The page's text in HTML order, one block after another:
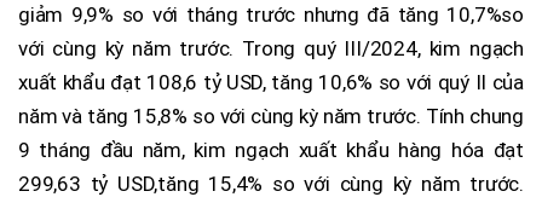
giảm 9,9% so với tháng trước nhưng đã tăng 10,7%so
với cùng kỳ năm trước. Trong quý III/2024, kim ngạch
xuất khẩu đạt 108,6 tỷ USD, tăng 10,6% so với quý II của
năm và tăng 15,8% so với cùng kỳ năm trước. Tính chung
9 tháng đầu năm, kim ngạch xuất khẩu hàng hóa đạt
299,63 tỷ USD,tăng 15,4% so với cùng kỳ năm trước.